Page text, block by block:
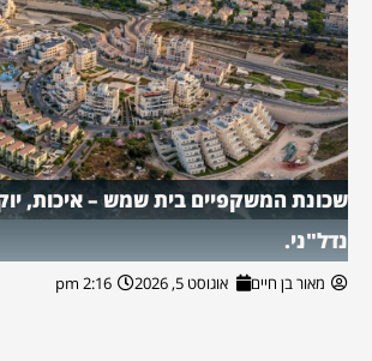
שכונת המשקפיים בית שמש – איכות,
נדל"ני.
מאור בן חיים אוגוסט 5, 2026 2:16 pm